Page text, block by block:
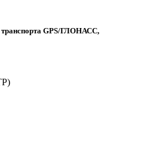
транспорта GPS/ГЛОНАСС,